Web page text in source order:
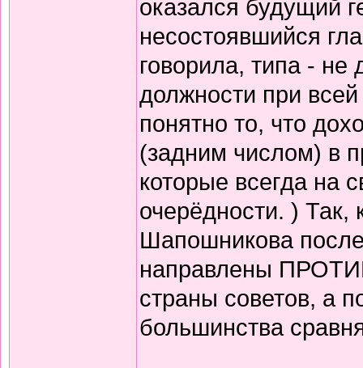
оказался будущий
несостоявшийся
говорила, типа - не
должности при
понятно то, что
(задним числом) в
которые всегда на
очерёдности. ) Так,
Шапошникова
направлены
страны советов, а
большинства